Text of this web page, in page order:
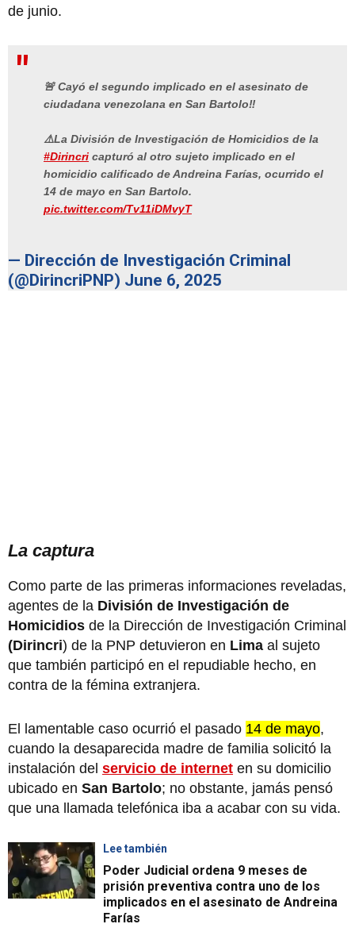
de junio.
🚨 Cayó el segundo implicado en el asesinato de
ciudadana venezolana en San Bartolo‼️
⚠️La División de Investigación de Homicidios de la
#Dirincri capturó al otro sujeto implicado en el
homicidio calificado de Andreina Farías, ocurrido el
14 de mayo en San Bartolo.
pic.twitter.com/Tv11iDMvyT
— Dirección de Investigación Criminal
(@DirincriPNP) June 6, 2025
La captura
Como parte de las primeras informaciones reveladas,
agentes de la División de Investigación de
Homicidios de la Dirección de Investigación Criminal
(Dirincri) de la PNP detuvieron en Lima al sujeto
que también participó en el repudiable hecho, en
contra de la fémina extranjera.
El lamentable caso ocurrió el pasado 14 de mayo,
cuando la desaparecida madre de familia solicitó la
instalación del servicio de internet en su domicilio
ubicado en San Bartolo; no obstante, jamás pensó
que una llamada telefónica iba a acabar con su vida.
Lee también
Poder Judicial ordena 9 meses de
prisión preventiva contra uno de los
implicados en el asesinato de Andreina
Farías